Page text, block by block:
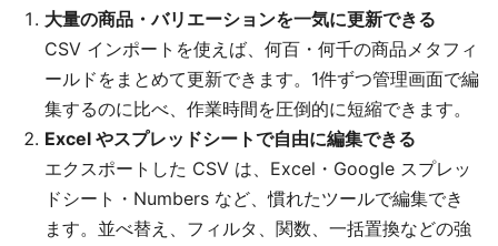
大量の商品・バリエーションを一気に更新できる
CSV インポートを使えば、何百・何千の商品メタフィ
ールドをまとめて更新できます。1件ずつ管理画面で編
集するのに比べ、作業時間を圧倒的に短縮できます。
Excel やスプレッドシートで自由に編集できる
エクスポートした CSV は、Excel・Google スプレッ
ドシート・Numbers など、慣れたツールで編集でき
ます。並べ替え、フィルタ、関数、一括置換などの強